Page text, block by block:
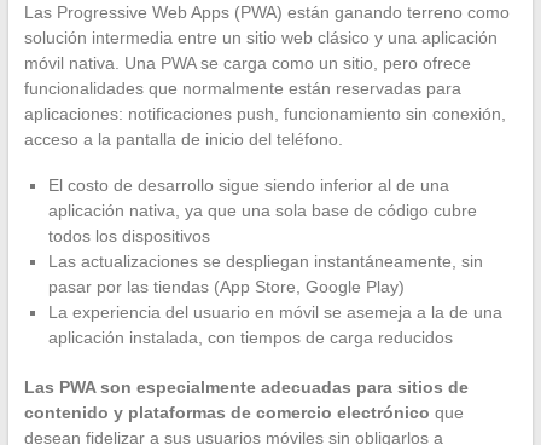
Las Progressive Web Apps (PWA) están ganando terreno como
solución intermedia entre un sitio web clásico y una aplicación
móvil nativa. Una PWA se carga como un sitio, pero ofrece
funcionalidades que normalmente están reservadas para
aplicaciones: notificaciones push, funcionamiento sin conexión,
acceso a la pantalla de inicio del teléfono.
El costo de desarrollo sigue siendo inferior al de una
aplicación nativa, ya que una sola base de código cubre
todos los dispositivos
Las actualizaciones se despliegan instantáneamente, sin
pasar por las tiendas (App Store, Google Play)
La experiencia del usuario en móvil se asemeja a la de una
aplicación instalada, con tiempos de carga reducidos
Las PWA son especialmente adecuadas para sitios de
contenido y plataformas de comercio electrónico que
desean fidelizar a sus usuarios móviles sin obligarlos a